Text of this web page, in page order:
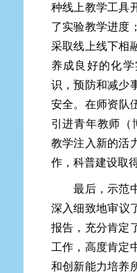
种线上教学工具
了实验教学进度
采取线上线下相
养成良好的化
识，预防和减少
安全。在师资队
引进青年教师（
教学注入新的活
作，科普建设取
最后，示范中
深入细致地审议
报告，充分肯定
工作，高度肯定
和创新能力培养